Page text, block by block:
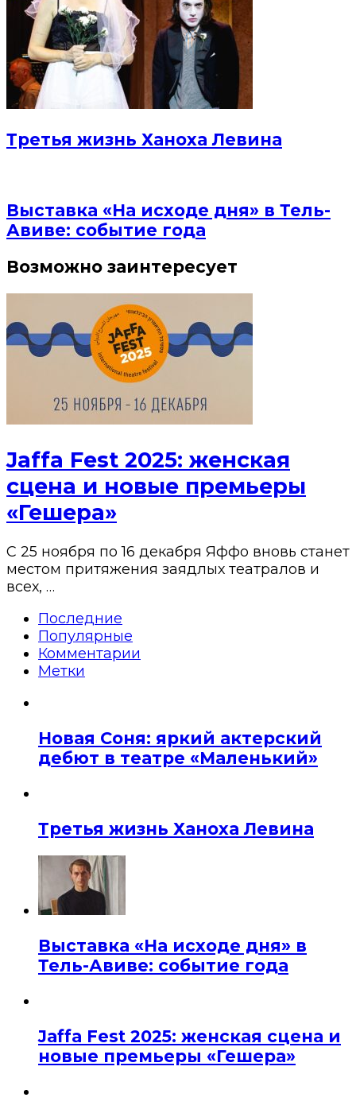
Третья жизнь Ханоха Левина
Выставка «На исходе дня» в Тель-
Авиве: событие года
Возможно заинтересует
Jaffa Fest 2025: женская
сцена и новые премьеры
«Гешера»
С 25 ноября по 16 декабря Яффо вновь станет
местом притяжения заядлых театралов и
всех, …
Последние
Популярные
Комментарии
Метки
Новая Соня: яркий актерский
дебют в театре «Маленький»
Третья жизнь Ханоха Левина
Выставка «На исходе дня» в
Тель-Авиве: событие года
Jaffa Fest 2025: женская сцена и
новые премьеры «Гешера»